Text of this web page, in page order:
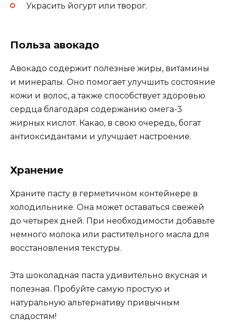
Украсить йогурт или творог.
Польза авокадо
Авокадо содержит полезные жиры, витамины
и минералы. Оно помогает улучшить состояние
кожи и волос, а также способствует здоровью
сердца благодаря содержанию омега-3
жирных кислот. Какао, в свою очередь, богат
антиоксидантами и улучшает настроение.
Хранение
Храните пасту в герметичном контейнере в
холодильнике. Она может оставаться свежей
до четырех дней. При необходимости добавьте
немного молока или растительного масла для
восстановления текстуры.
Эта шоколадная паста удивительно вкусная и
полезная. Пробуйте самую простую и
натуральную альтернативу привычным
сладостям!